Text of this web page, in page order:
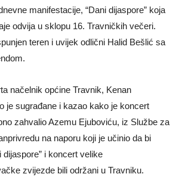
manifestacije, “Dani dijaspore” koja
odvija u sklopu 16. Travničkih večeri.
teren i uvijek odlični Halid Bešlić sa
načelnik općine Travnik, Kenan
je sugrađane i kazao kako je koncert
zahvalio Azemu Ejuboviću, iz Službe za
na naporu koji je učinio da bi
dijaspore” i koncert velike
zvijezde bili održani u Travniku.